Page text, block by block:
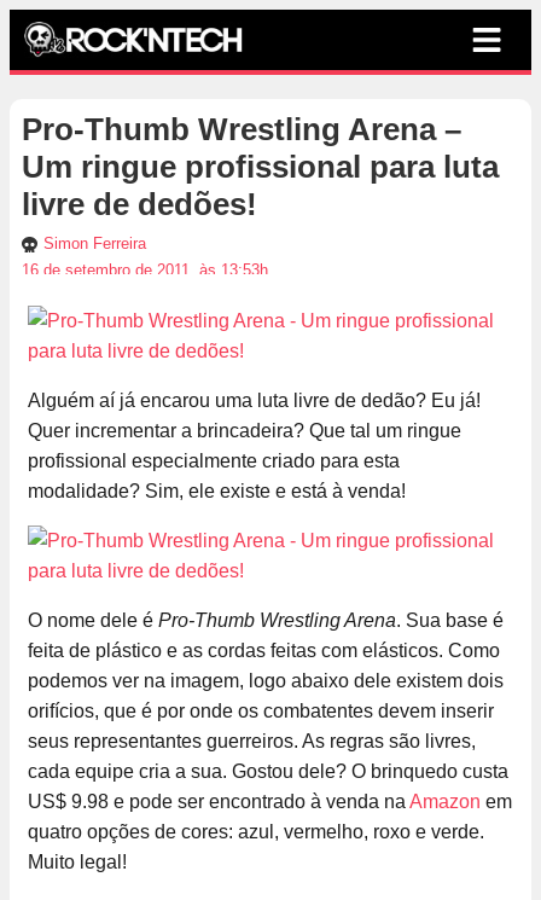
Pro-Thumb Wrestling Arena –
Um ringue profissional para luta
livre de dedões!
Simon Ferreira
16 de setembro de 2011, às 13:53h
Alguém aí já encarou uma luta livre de dedão? Eu já!
Quer incrementar a brincadeira? Que tal um ringue
profissional especialmente criado para esta
modalidade? Sim, ele existe e está à venda!
O nome dele é Pro-Thumb Wrestling Arena. Sua base é
feita de plástico e as cordas feitas com elásticos. Como
podemos ver na imagem, logo abaixo dele existem dois
orifícios, que é por onde os combatentes devem inserir
seus representantes guerreiros. As regras são livres,
cada equipe cria a sua. Gostou dele? O brinquedo custa
US$ 9.98 e pode ser encontrado à venda na Amazon em
quatro opções de cores: azul, vermelho, roxo e verde.
Muito legal!